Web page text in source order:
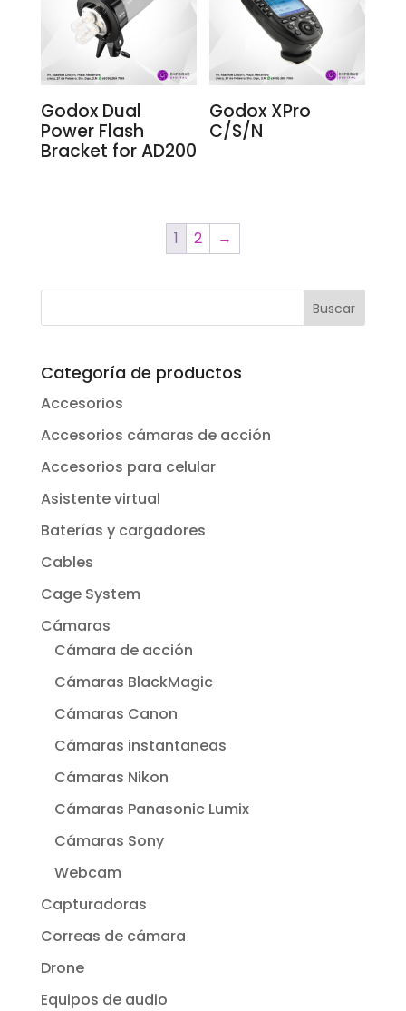
Godox Dual
Power Flash
Bracket for AD200
Godox XPro
C/S/N
1 2 →
Categoría de productos
Accesorios
Accesorios cámaras de acción
Accesorios para celular
Asistente virtual
Baterías y cargadores
Cables
Cage System
Cámaras
Cámara de acción
Cámaras BlackMagic
Cámaras Canon
Cámaras instantaneas
Cámaras Nikon
Cámaras Panasonic Lumix
Cámaras Sony
Webcam
Capturadoras
Correas de cámara
Drone
Equipos de audio